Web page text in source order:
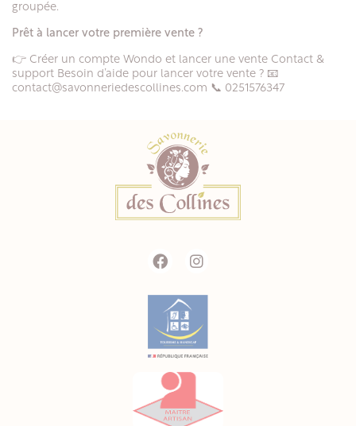
groupée.
Prêt à lancer votre première vente ?
👉 Créer un compte Wondo et lancer une vente Contact &
support Besoin d’aide pour lancer votre vente ? 📧
contact@savonneriedescollines.com 📞 0251576347